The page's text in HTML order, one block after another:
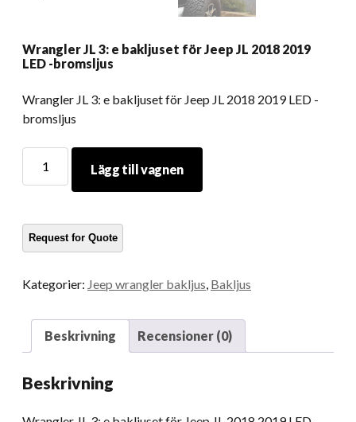
Wrangler JL 3: e bakljuset för Jeep JL 2018 2019
LED -bromsljus
Wrangler JL 3: e bakljuset för Jeep JL 2018 2019 LED -
bromsljus
bakljuset
för
JL
2019
bromsljus
Lägg till vagnen
Kategorier: Jeep wrangler bakljus Bakljus
Beskrivning Recensioner (0)
Beskrivning